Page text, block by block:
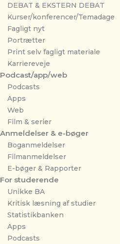
DEBAT & EKSTERN DEBAT
Kurser/konferencer/Temadage
Fagligt nyt
Portrætter
Print selv fagligt materiale
Karriereveje
Podcast/app/web
Podcasts
Apps
Web
Film & serier
Anmeldelser & e-bøger
Boganmeldelser
Filmanmeldelser
E-bøger & Rapporter
For studerende
Unikke BA
Kritisk læsning af studier
Statistikbanken
Apps
Podcasts